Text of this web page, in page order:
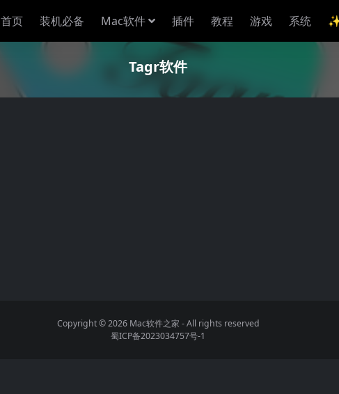
首页 装机必备 Mac软件 插件 教程 游戏 系统
Tagr软件
Copyright © 2026 Mac软件之家 - All rights reserved
蜀ICP备2023034757号-1